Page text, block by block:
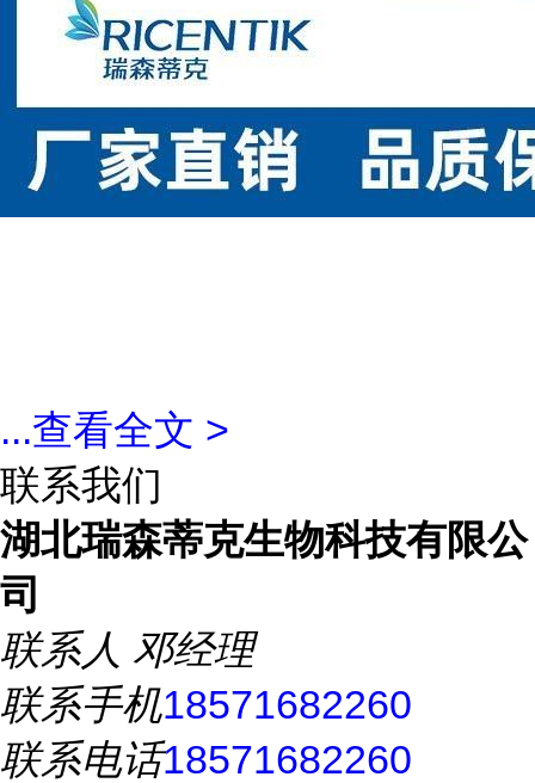
...查看全文 >
联系我们
湖北瑞森蒂克生物科技有限公
司
联系人 邓经理
联系手机18571682260
联系电话18571682260